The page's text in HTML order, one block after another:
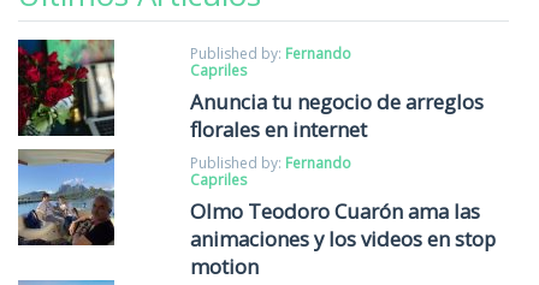
Published by: Fernando
Capriles
Anuncia tu negocio de arreglos
florales en internet
Published by: Fernando
Capriles
Olmo Teodoro Cuarón ama las
animaciones y los videos en stop
motion